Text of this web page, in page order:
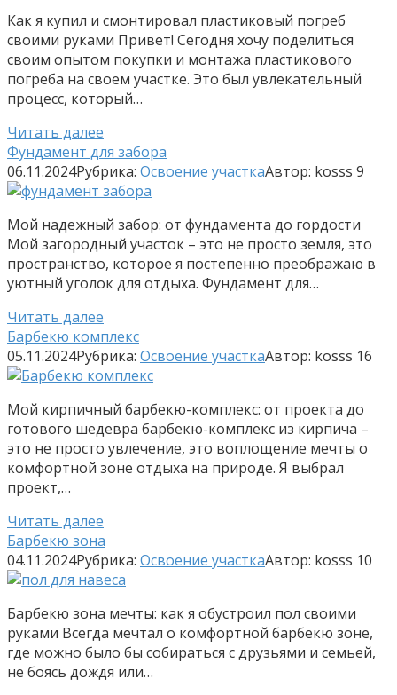
Как я купил и смонтировал пластиковый погреб
своими руками Привет! Сегодня хочу поделиться
своим опытом покупки и монтажа пластикового
погреба на своем участке. Это был увлекательный
процесс, который…
Читать далее
Фундамент для забора
06.11.2024Рубрика: Освоение участкаАвтор: kosss 9
Мой надежный забор: от фундамента до гордости
Мой загородный участок – это не просто земля, это
пространство, которое я постепенно преображаю в
уютный уголок для отдыха. Фундамент для…
Читать далее
Барбекю комплекс
05.11.2024Рубрика: Освоение участкаАвтор: kosss 16
Мой кирпичный барбекю-комплекс: от проекта до
готового шедевра барбекю-комплекс из кирпича –
это не просто увлечение, это воплощение мечты о
комфортной зоне отдыха на природе. Я выбрал
проект,…
Читать далее
Барбекю зона
04.11.2024Рубрика: Освоение участкаАвтор: kosss 10
Барбекю зона мечты: как я обустроил пол своими
руками Всегда мечтал о комфортной барбекю зоне,
где можно было бы собираться с друзьями и семьей,
не боясь дождя или…